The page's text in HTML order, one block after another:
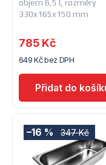
o
u
k
t
d
u
k
objem 6,5 l, rozměry
330x165x150 mm
649 Kč bez DPH
785 Kč
347 Kč
–16 %